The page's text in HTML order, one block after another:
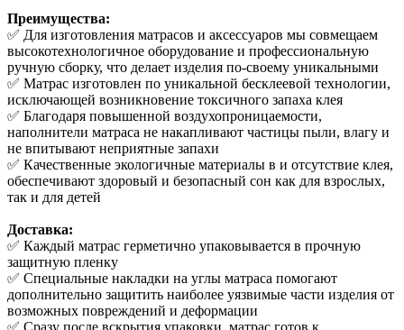
Преимущества:
✅ Для изготовления матрасов и аксессуаров мы совмещаем
высокотехнологичное оборудование и профессиональную
ручную сборку, что делает изделия по-своему уникальными
✅ Матрас изготовлен по уникальной бесклеевой технологии,
исключающей возникновение токсичного запаха клея
✅ Благодаря повышенной воздухопроницаемости,
наполнители матраса не накапливают частицы пыли, влагу и
не впитывают неприятные запахи
✅ Качественные экологичные материалы в и отсутствие клея,
обеспечивают здоровый и безопасный сон как для взрослых,
так и для детей
Доставка:
✅ Каждый матрас герметично упаковывается в прочную
защитную пленку
✅ Специальные накладки на углы матраса помогают
дополнительно защитить наиболее уязвимые части изделия от
возможных повреждений и деформации
✅ Сразу после вскрытия упаковки, матрас готов к